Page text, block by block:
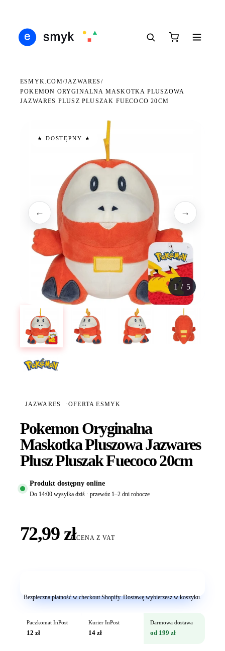
ESMYK.COM/JAZWARES /
POKEMON ORYGINALNA MASKOTKA PLUSZOWA
JAZWARES PLUSZ PLUSZAK FUECOCO 20CM
★ DOSTĘPNY ★
← →
1 / 5
JAZWARES ·OFERTA ESMYK
Pokemon Oryginalna
Maskotka Pluszowa Jazwares
Plusz Pluszak Fuecoco 20cm
Produkt dostępny online
Do 14:00 wysyłka dziś · przewóz 1–2 dni robocze
72,99 złCENA Z VAT
Bezpieczna płatność w checkout Shopify. Dostawę wybierzesz w koszyku.
Paczkomat InPost
12 zł
Kurier InPost
14 zł
Darmowa dostawa
od 199 zł